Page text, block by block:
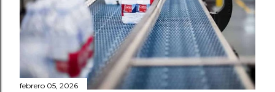
febrero 05, 2026